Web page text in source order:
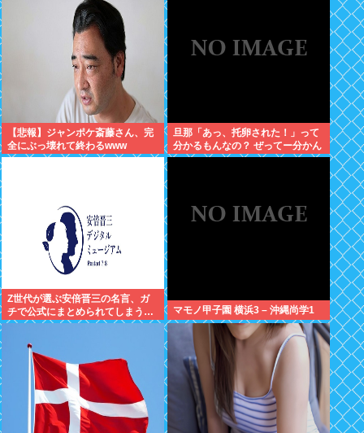
【悲報】ジャンポケ斎藤さん、完
全にぶっ壊れて終わるwww
旦那「あっ、托卵された！」って
分かるもんなの？ ぜってー分かん
ないだろ。
Z世代が選ぶ安倍晋三の名言、ガ
チで公式にまとめられてしまう…
✨
マモノ甲子園 横浜3 – 沖縄尚学1